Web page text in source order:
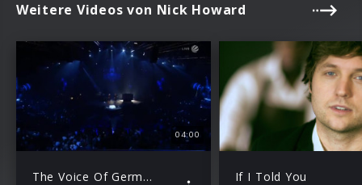
Weitere Videos von Nick Howard
04:00
The Voice Of Germany If I Told You